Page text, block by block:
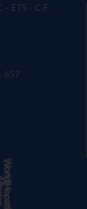
ETS - C.F.
657